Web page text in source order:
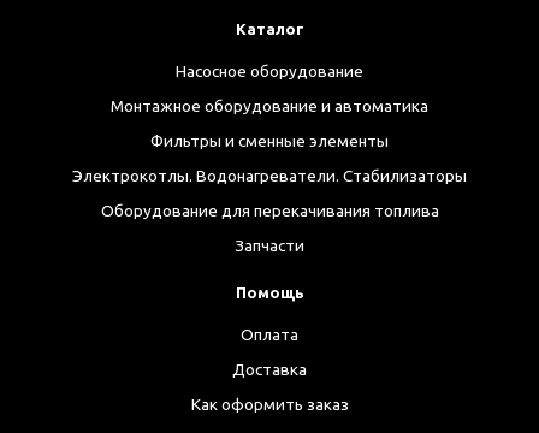
Каталог
Насосное оборудование
Монтажное оборудование и автоматика
Фильтры и сменные элементы
Электрокотлы. Водонагреватели. Стабилизаторы
Оборудование для перекачивания топлива
Запчасти
Помощь
Оплата
Доставка
Как оформить заказ